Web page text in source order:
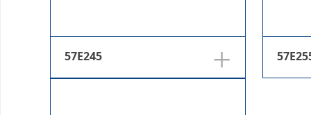
+
57E245